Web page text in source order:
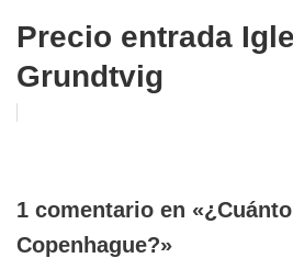
Precio entrada
Grundtvig
1 comentario en
Copenhague?»